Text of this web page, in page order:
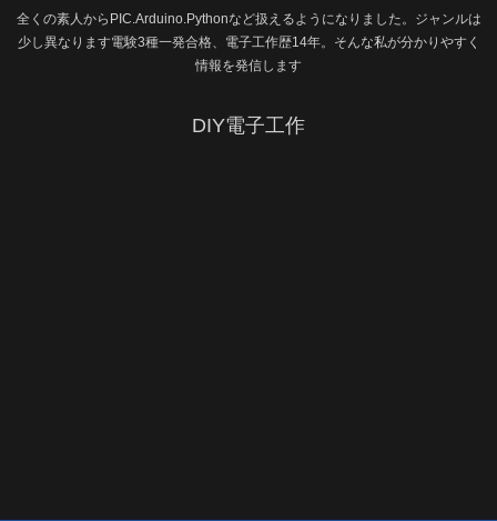
全くの素人からPIC.Arduino.Pythonなど扱えるようになりました。ジャンルは
少し異なります電験3種一発合格、電子工作歴14年。そんな私が分かりやすく
情報を発信します
DIY電子工作